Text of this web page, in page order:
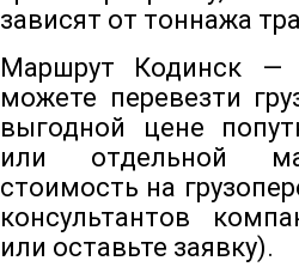
зависят от тоннажа
Маршрут Кодинск —
можете перевезти
выгодной цене
или отдельной
стоимость на
консультантов
или оставьте заявку).